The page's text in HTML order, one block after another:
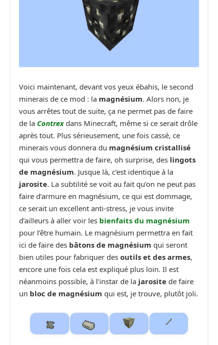
Voici maintenant, devant vos yeux ébahis, le second
minerais de ce mod : la magnésium. Alors non, je
vous arrêtes tout de suite, ça ne permet pas de faire
de la Contrexdans Minecraft, même si ce serait drôle
après tout. Plus sérieusement, une fois cassé, ce
minerais vous donnera du magnésium cristallisé
qui vous permettra de faire, oh surprise, des lingots
de magnésium. Jusque là, c’est identique à la
jarosite. La subtilité se voit au fait qu’on ne peut pas
faire d’armure en magnésium, ce qui est dommage,
ce serait un excellent anti-stress, je vous invite
d’ailleurs à aller voir les bienfaits du magnésium
pour l’être humain. Le magnésium permettra en fait
ici de faire des bâtons de magnésium qui seront
bien utiles pour fabriquer des outils et des armes,
encore une fois cela est expliqué plus loin. Il est
néanmoins possible, à l’instar de la jarosite de faire
un bloc de magnésium qui est, je trouve, plutôt joli.